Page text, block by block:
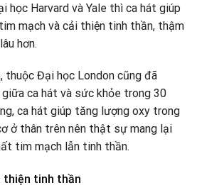
học Harvard và Yale thì ca hát giúp
mạch và cải thiện tinh thần, thậm
hơn.
thuộc Đại học London cũng đã
ca hát và sức khỏe trong 30
ca hát giúp tăng lượng oxy trong
ở thân trên nên thật sự mang lại
tim mạch lẫn tinh thần.
thiện tinh thần